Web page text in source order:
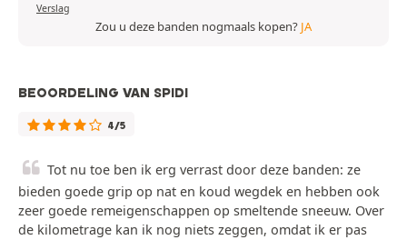
Verslag
Zou u deze banden nogmaals kopen? JA
BEOORDELING VAN SPIDI
4/5
Tot nu toe ben ik erg verrast door deze banden: ze
bieden goede grip op nat en koud wegdek en hebben ook
zeer goede remeigenschappen op smeltende sneeuw. Over
de kilometrage kan ik nog niets zeggen, omdat ik er pas